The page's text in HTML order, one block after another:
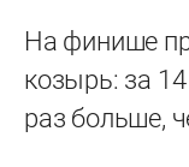
На финише
козырь: за
раз больше,